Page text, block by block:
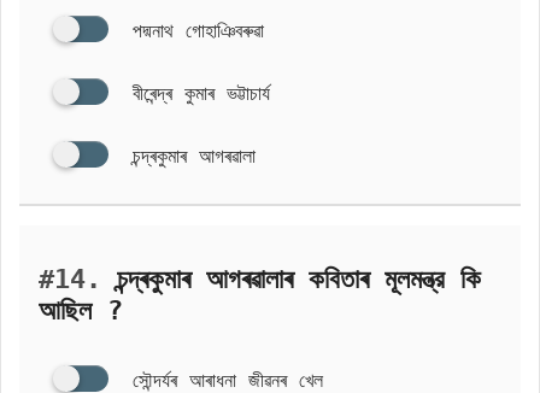
পদ্মনাথ গোহাঞিবৰুৱা
বীৰেন্দ্ৰ কুমাৰ ভট্টাচার্য
চন্দ্ৰকুমাৰ আগৰৱালা
#14. চন্দ্ৰকুমাৰ আগৰৱালাৰ কবিতাৰ মূলমন্ত্র কি
আছিল ?
সৌন্দৰ্যৰ আৰাধনা জীৱনৰ খেল